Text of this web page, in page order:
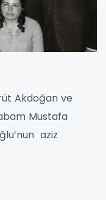
Akdoğan ve
Mustafa
aziz